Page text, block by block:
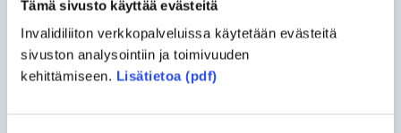
Tämä sivusto käyttää evästeitä
Invalidiliiton verkkopalveluissa käytetään evästeitä
sivuston analysointiin ja toimivuuden
kehittämiseen. Lisätietoa (pdf)
tulkintakysymyksiä
Eduskunnan oikeusasiamiehen
kanslian esittelijäneuvos Tapio Räty